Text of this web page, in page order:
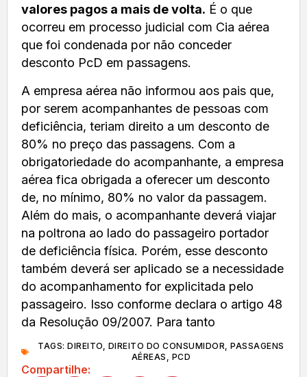
valores pagos a mais de volta. É o que
ocorreu em processo judicial com Cia aérea
que foi condenada por não conceder
desconto PcD em passagens.
A empresa aérea não informou aos pais que,
por serem acompanhantes de pessoas com
deficiência, teriam direito a um desconto de
80% no preço das passagens. Com a
obrigatoriedade do acompanhante, a empresa
aérea fica obrigada a oferecer um desconto
de, no mínimo, 80% no valor da passagem.
Além do mais, o acompanhante deverá viajar
na poltrona ao lado do passageiro portador
de deficiência física. Porém, esse desconto
também deverá ser aplicado se a necessidade
do acompanhamento for explicitada pelo
passageiro. Isso conforme declara o artigo 48
da Resolução 09/2007. Para tanto
TAGS:DIREITO, DIREITO DO CONSUMIDOR,PASSAGENS
AÉREAS , PCD
Compartilhe: